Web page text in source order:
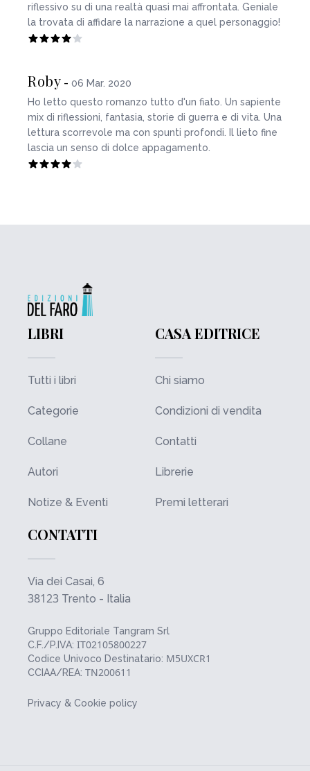
riflessivo su di una realtà quasi mai affrontata. Geniale
la trovata di affidare la narrazione a quel personaggio!
Roby - 06 Mar. 2020
Ho letto questo romanzo tutto d'un fiato. Un sapiente
mix di riflessioni, fantasia, storie di guerra e di vita. Una
lettura scorrevole ma con spunti profondi. Il lieto fine
lascia un senso di dolce appagamento.
LIBRI
Tutti i libri
Categorie
Collane
Autori
Notize & Eventi
CASA EDITRICE
Chi siamo
Condizioni di vendita
Contatti
Librerie
Premi letterari
CONTATTI
Via dei Casai, 6
38123 Trento - Italia
Gruppo Editoriale Tangram Srl
C.F./P.IVA: IT02105800227
Codice Univoco Destinatario: M5UXCR1
CCIAA/REA: TN200611
Privacy & Cookie policy